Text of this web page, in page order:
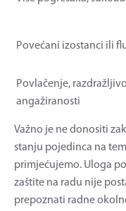
Povećani izostanci ili
Povlačenje,
angažiranosti
Važno je ne donositi
stanju pojedinca na
primjećujemo. Uloga
zaštite na radu nije
prepoznati radne